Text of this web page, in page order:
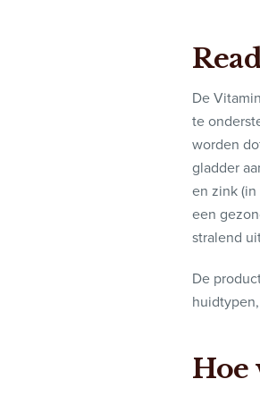
De
te
worden
gladder
en zink
een
stralend
De
Hoe